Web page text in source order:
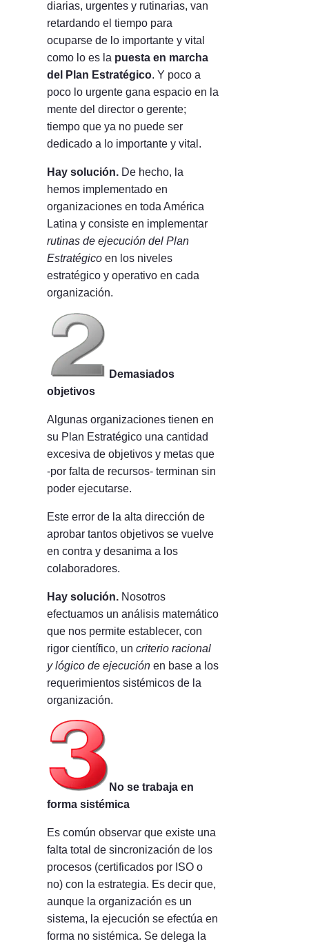
diarias, urgentes y rutinarias, van
retardando el tiempo para
ocuparse de lo importante y vital
como lo es la puesta en marcha
del Plan Estratégico. Y poco a
poco lo urgente gana espacio en la
mente del director o gerente;
tiempo que ya no puede ser
dedicado a lo importante y vital.
Hay solución. De hecho, la
hemos implementado en
organizaciones en toda América
Latina y consiste en implementar
rutinas de ejecución del Plan
Estratégico en los niveles
estratégico y operativo en cada
organización.
Demasiados
objetivos
Algunas organizaciones tienen en
su Plan Estratégico una cantidad
excesiva de objetivos y metas que
-por falta de recursos- terminan sin
poder ejecutarse.
Este error de la alta dirección de
aprobar tantos objetivos se vuelve
en contra y desanima a los
colaboradores.
Hay solución. Nosotros
efectuamos un análisis matemático
que nos permite establecer, con
rigor científico, un criterio racional
y lógico de ejecución en base a los
requerimientos sistémicos de la
organización.
No se trabaja en
forma sistémica
Es común observar que existe una
falta total de sincronización de los
procesos (certificados por ISO o
no) con la estrategia. Es decir que,
aunque la organización es un
sistema, la ejecución se efectúa en
forma no sistémica. Se delega la